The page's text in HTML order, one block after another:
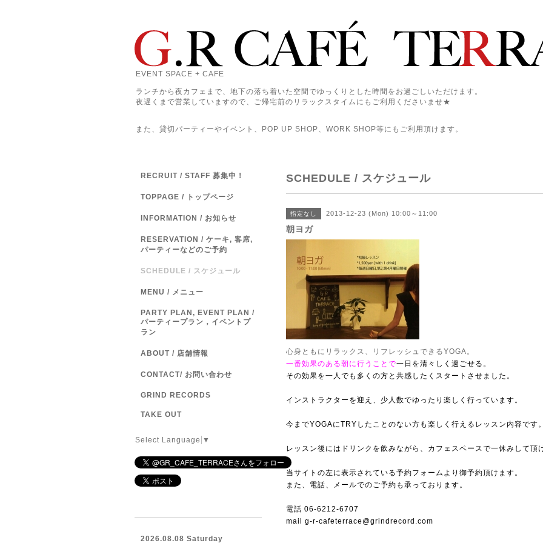
EVENT SPACE + CAFE
ランチから夜カフェまで、地下の落ち着いた空間でゆっくりとした時間をお過ごしいただけます。
夜遅くまで営業していますので、ご帰宅前のリラックスタイムにもご利用くださいませ★
また、貸切パーティーやイベント、POP UP SHOP、WORK SHOP等にもご利用頂けます。
SCHEDULE / スケジュール
指定なし 2013-12-23 (Mon) 10:00～11:00
朝ヨガ
心身ともにリラックス、リフレッシュできるYOGA。
一番効果のある朝に行うことで一日を清々しく過ごせる。
その効果を一人でも多くの方と共感したくスタートさせました。
インストラクターを迎え、少人数でゆったり楽しく行っています。
今までYOGAにTRYしたことのない方も楽しく行えるレッスン内容です。
レッスン後にはドリンクを飲みながら、カフェスペースで一休みして頂
当サイトの左に表示されている予約フォームより御予約頂けます。
また、電話、メールでのご予約も承っております。
電話 06-6212-6707
mail g-r-cafeterrace@grindrecord.com
RECRUIT / STAFF 募集中！
TOPPAGE / トップページ
INFORMATION / お知らせ
RESERVATION / ケーキ, 客席,
パーティーなどのご予約
SCHEDULE / スケジュール
MENU / メニュー
PARTY PLAN, EVENT PLAN /
パーティープラン，イベントプ
ラン
ABOUT / 店舗情報
CONTACT/ お問い合わせ
GRIND RECORDS
TAKE OUT
Select Language ▼
2026.08.08 Saturday